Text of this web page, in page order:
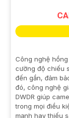
Công nghệ
cường độ chiếu
đến gần, đảm
đó, công nghệ
DWDR giúp
trong mọi điều
mạnh hay thiếu